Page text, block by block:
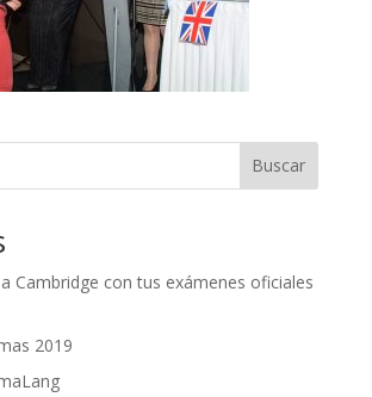
Buscar
Cambridge con tus exámenes oficiales
2019